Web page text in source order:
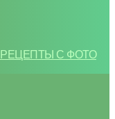
С ФОТО